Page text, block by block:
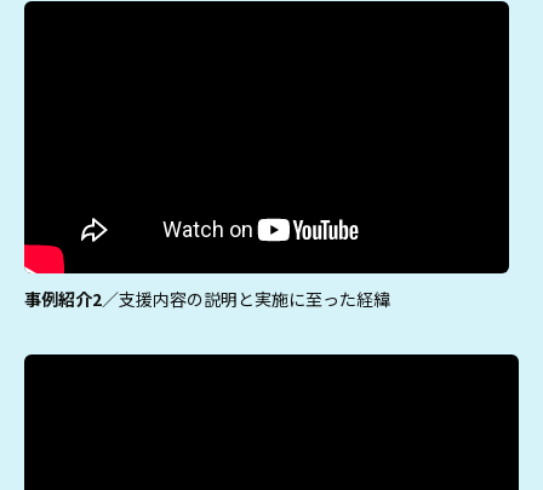
事例紹介2／支援内容の説明と実施に至った経緯